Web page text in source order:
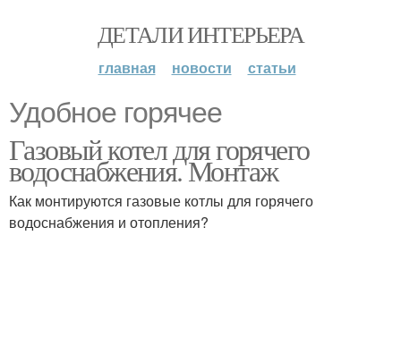
ДЕТАЛИ ИНТЕРЬЕРА
главная новости статьи
Удобное горячее
Газовый котел для горячего
водоснабжения. Монтаж
Как монтируются газовые котлы для горячего
водоснабжения и отопления?